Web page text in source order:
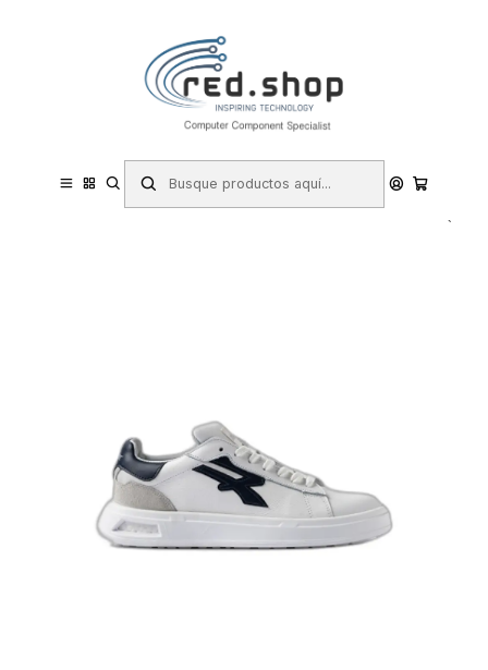
Haga Click Aqui
Hogar y Electrodomésticos Bricolaje
Prevención y Seguridad Ropa de Trabajo Calzado de Seguridad
Zapatos de Seguridad
Upower Blair Calzado de Seguridad Bajo - Talla 42 - Proteccion OB
SR, Peso Ligero - Color Blanco